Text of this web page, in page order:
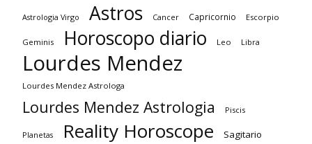
Astrologia Virgo Astros Cancer Capricornio Escorpio
Geminis Horoscopo diario Leo Libra
Lourdes Mendez
Lourdes Mendez Astrologa
Lourdes Mendez Astrologia Piscis
Planetas Reality Horoscope Sagitario